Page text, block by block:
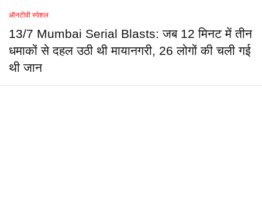
ऑनटीवी स्पेशल
13/7 Mumbai Serial Blasts: जब 12 मिनट में तीन
धमाकों से दहल उठी थी मायानगरी, 26 लोगों की चली गई
थी जान